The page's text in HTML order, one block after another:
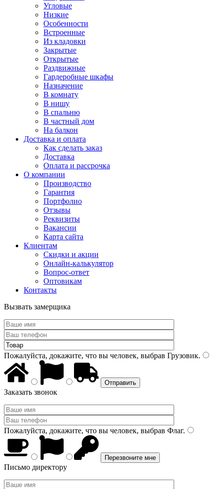
Угловые
Низкие
Особенности
Встроенные
Из кладовки
Закрытые
Открытые
Раздвижные
Гардеробные шкафы
Назначение
В комнату
В нишу
В спальню
В частный дом
На балкон
Доставка и оплата
Как сделать заказ
Доставка
Оплата и рассрочка
О компании
Производство
Гарантия
Портфолио
Отзывы
Реквизиты
Вакансии
Карта сайта
Клиентам
Скидки и акции
Онлайн-калькулятор
Вопрос-ответ
Оптовикам
Контакты
Вызвать замерщика
Пожалуйста, докажите, что вы человек, выбрав Грузовик.
Заказать звонок
Пожалуйста, докажите, что вы человек, выбрав Флаг.
Письмо директору